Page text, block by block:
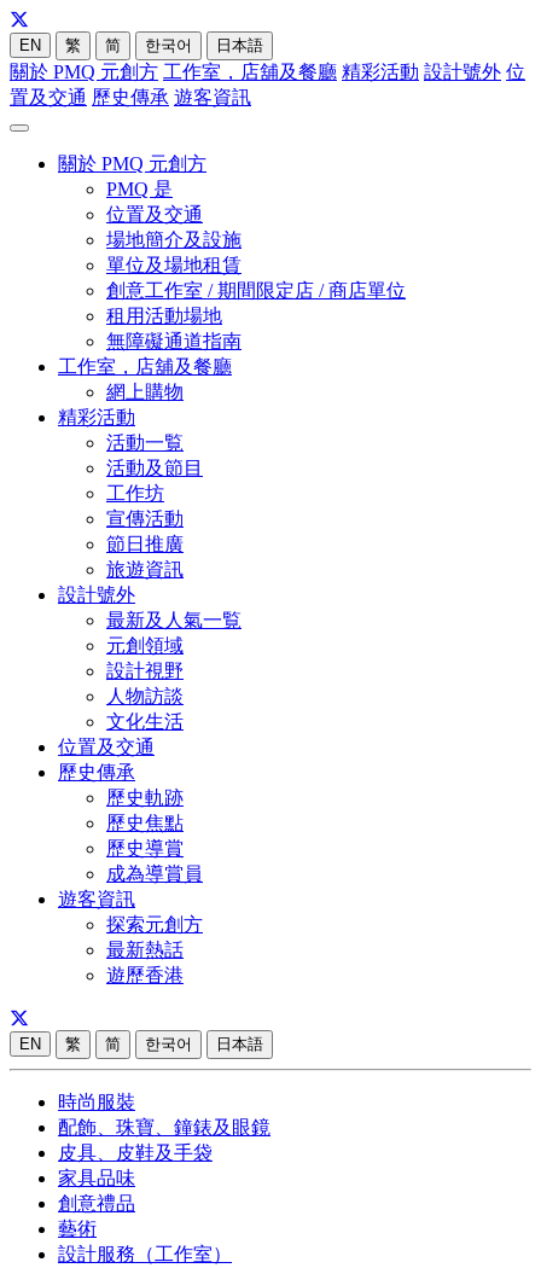
EN 繁 简 한국어 日本語
關於 PMQ 元創方 工作室，店舖及餐廳 精彩活動 設計號外 位
置及交通 歷史傳承 遊客資訊
關於 PMQ 元創方
PMQ 是
位置及交通
場地簡介及設施
單位及場地租賃
創意工作室 / 期間限定店 / 商店單位
租用活動場地
無障礙通道指南
工作室，店舖及餐廳
網上購物
精彩活動
活動一覧
活動及節目
工作坊
宣傳活動
節日推廣
旅遊資訊
設計號外
最新及人氣一覧
元創領域
設計視野
人物訪談
文化生活
位置及交通
歷史傳承
歷史軌跡
歷史焦點
歷史導賞
成為導賞員
遊客資訊
探索元創方
最新熱話
遊歷香港
EN 繁 简 한국어 日本語
時尚服裝
配飾、珠寶、鐘錶及眼鏡
皮具、皮鞋及手袋
家具品味
創意禮品
藝術
設計服務（工作室）